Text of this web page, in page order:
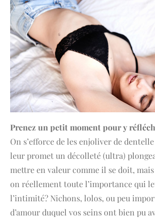
Prenez un petit moment pour y
On s’efforce de les enjoliver de
leur promet un décolleté (ultra)
mettre en valeur comme il se doit,
on réellement toute l’importance qui
l’intimité? Nichons, lolos, ou peu
d’amour duquel vos seins ont bien pu